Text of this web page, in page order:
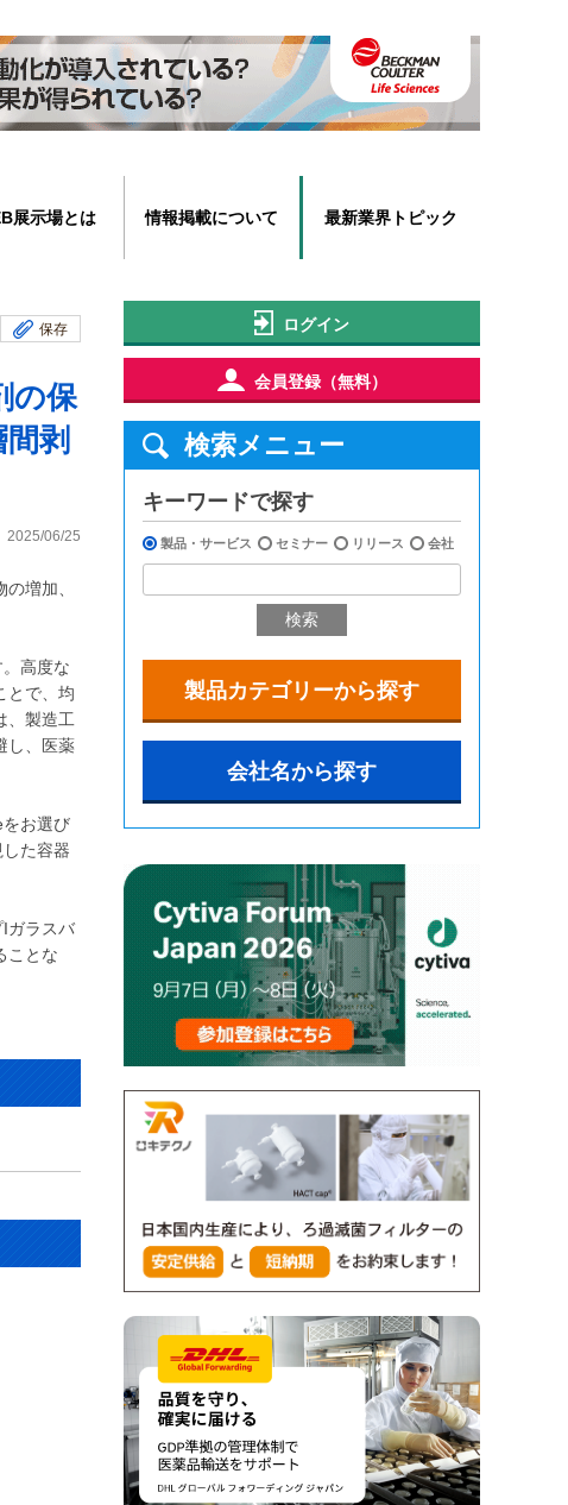
展示場とは 情報掲載について 最新業界トピック
保存
の保
剥
2025/06/25
増加、
高度な
とで、均
、製造工
し、医薬
お選び
た容器
ガラスバ
ことな
ログイン
会員登録（無料）
検索メニュー
キーワードで探す
製品・サービス セミナー リリース 会社
検索
製品カテゴリーから探す
会社名から探す